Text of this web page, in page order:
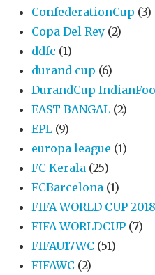
ConfederationCup (3)
Copa Del Rey (2)
ddfc (1)
durand cup (6)
DurandCup
EAST BANGAL (2)
EPL (9)
europa league (1)
FC Kerala (25)
FCBarcelona (1)
FIFA WORLD CUP 2018
FIFA WORLDCUP (7)
FIFAU17WC (51)
FIFAWC (2)